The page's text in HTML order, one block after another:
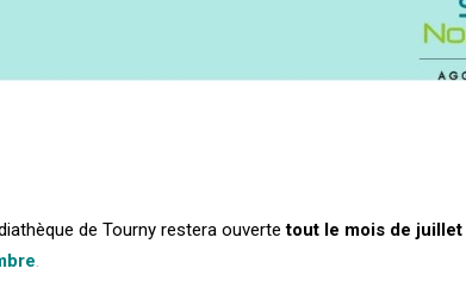
de Tourny restera ouvertetout le mois de juillet
.